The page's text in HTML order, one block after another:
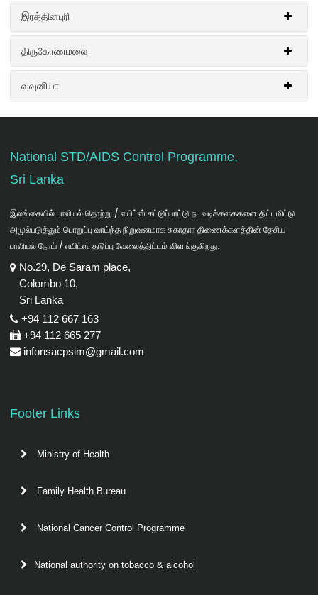
தகவல்கள்
எச்.ஐ.வி. மற்றும் பாலியல் நோய் தொடர்பான மாவட்ட தகவல்கள்
இரத்தினபுரி
எச்.ஐ.வி. மற்றும் பாலியல் நோய் தொடர்பான இரத்தினபுரி மாவட்ட
தகவல்கள்
திருகோணமலை
எச்.ஐ.வி. மற்றும் பாலியல் நோய் தொடர்பான திருகோணமலை மாவட்ட
வவுனியா
National STD/AIDS Control Programme,
Sri Lanka
இலங்கையில் பாலியல் தொற்று / எயிட்ஸ் கட்டுப்பாட்டு நடவடிக்ககைகளை திட்டமிட்டு
அமுல்படுத்தும் பொறுப்பு வாய்ந்த நிறுவனமாக சுகாதார திணைக்களத்தின் தேசிய
பாலியல் நோய் / எயிட்ஸ் தடுப்பு வேலைத்திட்டம் விளங்குகிறது.
No.29, De Saram place,
Colombo 10,
Sri Lanka
+94 112 667 163
+94 112 665 277
infonsacpsim@gmail.com
Footer Links
Ministry of Health
Family Health Bureau
National Cancer Control Programme
National authority on tobacco & alcohol